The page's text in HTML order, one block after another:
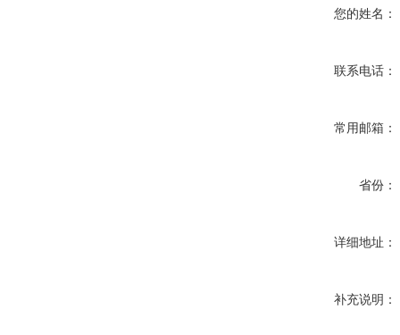
您的姓名：
联系电话：
常用邮箱：
省份：
详细地址：
补充说明：